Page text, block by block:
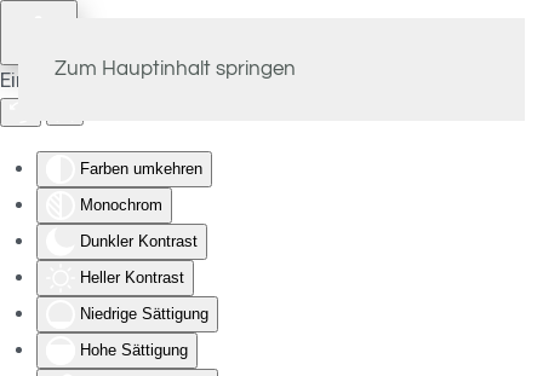
Eingabehilfen öffnen
Farben umkehren
Monochrom
Dunkler Kontrast
Heller Kontrast
Niedrige Sättigung
Hohe Sättigung
Zum Hauptinhalt springen